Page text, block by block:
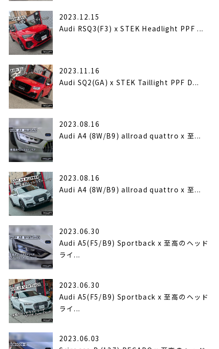
2023.12.15
Audi RSQ3(F3) x STEK Headlight PPF ...
2023.11.16
Audi SQ2(GA) x STEK Taillight PPF D...
2023.08.16
Audi A4 (8W/B9) allroad quattro x 至...
2023.08.16
Audi A4 (8W/B9) allroad quattro x 至...
2023.06.30
Audi A5(F5/B9) Sportback x 至高のヘッド
ライ...
2023.06.30
Audi A5(F5/B9) Sportback x 至高のヘッド
ライ...
2023.06.03